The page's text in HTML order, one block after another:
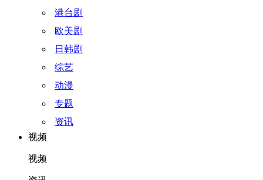
港台剧
欧美剧
日韩剧
综艺
动漫
专题
资讯
视频
视频